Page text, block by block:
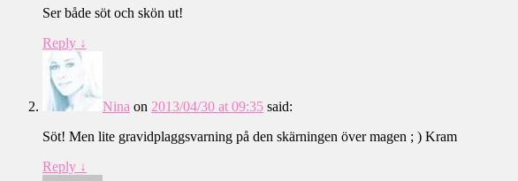
Ser både söt och skön ut!
Reply ↓
Nina on 2013/04/30 at 09:35 said:
Söt! Men lite gravidplaggsvarning på den skärningen över magen ; ) Kram
Reply ↓